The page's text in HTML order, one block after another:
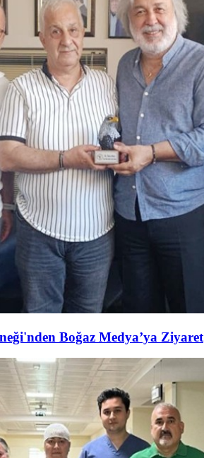
Boğaz Medya’ya Ziyaret